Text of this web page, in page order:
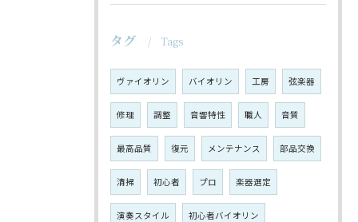
タグ Tags
ヴァイオリン バイオリン 工房 弦楽器
修理 調整 音響特性 職人 音質
最高品質 復元 メンテナンス 部品交換
清掃 初心者 プロ 楽器選定
演奏スタイル 初心者バイオリン